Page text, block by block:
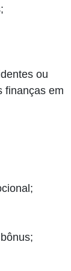
ou
finanças em